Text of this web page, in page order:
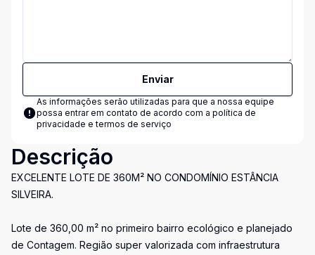
Enviar
As informações serão utilizadas para que a nossa equipe
possa entrar em contato de acordo com a política de
privacidade e termos de serviço
Descrição
EXCELENTE LOTE DE 360M² NO CONDOMÍNIO ESTÂNCIA
SILVEIRA.
Lote de 360,00 m² no primeiro bairro ecológico e planejado
de Contagem. Região super valorizada com infraestrutura